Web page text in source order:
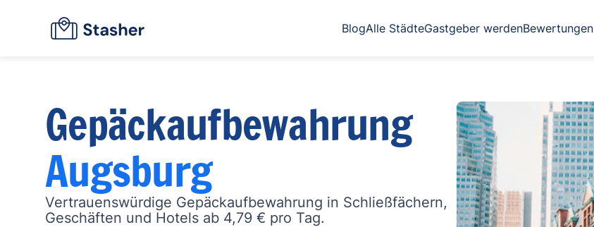
BlogAlle StädteGastgeber werdenBewertungen
Gepäckaufbewahrung
Augsburg
Vertrauenswürdige Gepäckaufbewahrung in Schließfächern,
Geschäften und Hotels ab 4,79 € pro Tag.